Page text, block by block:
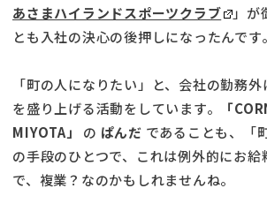
あさまハイランドスポーツクラブ
」が
とも入社の決心の後押しになったんです。
「町の人になりたい」と、会社の勤務
を盛り上げる活動をしています。
「
MIYOTA」 の ぱんだ であることも、「
の手段のひとつで、これは例外的にお給
で、複業？なのかもしれませんね。